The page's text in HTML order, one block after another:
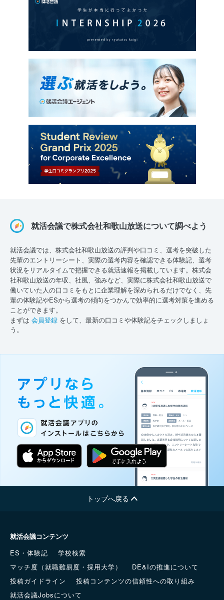
就活会議で株式会社和歌山放送について調べよう
就活会議では、株式会社和歌山放送の評判や口コミ、選考を突破した
先輩のエントリーシート、実際の選考内容を確認できる体験記、選考
状況をリアルタイムで把握できる就活速報を掲載しています。株式会
社和歌山放送の年収、社風、強みなど、実際に株式会社和歌山放送で
働いていた人の口コミをもとに企業理解を深められるだけでなく、先
輩の体験記やESから選考の傾向をつかんで効率的に選考対策を進める
ことができます。
まずは 会員登録 をして、最新の口コミや体験記をチェックしましょ
う。
トップへ戻る
就活会議コンテンツ
ES・体験記
学校検索
マッチ度（就職難易度・採用大学）
DE&Iの推進について
投稿ガイドライン
投稿コンテンツの信頼性への取り組み
就活会議Jobsについて